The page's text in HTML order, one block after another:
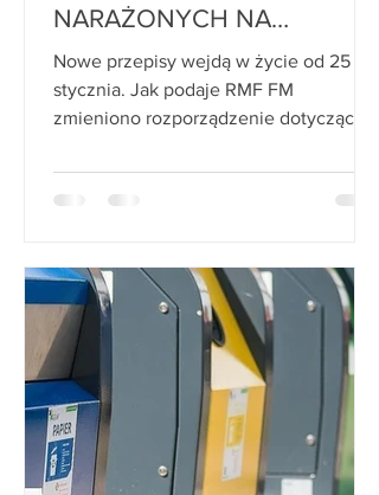
NARAŻONYCH NA
ZAKAŻENIE SARS-COV-2
(24 STYCZNIA 2022)
Nowe przepisy wejdą w życie od 25
stycznia. Jak podaje RMF FM
zmieniono rozporządzenie dotyczące
do...